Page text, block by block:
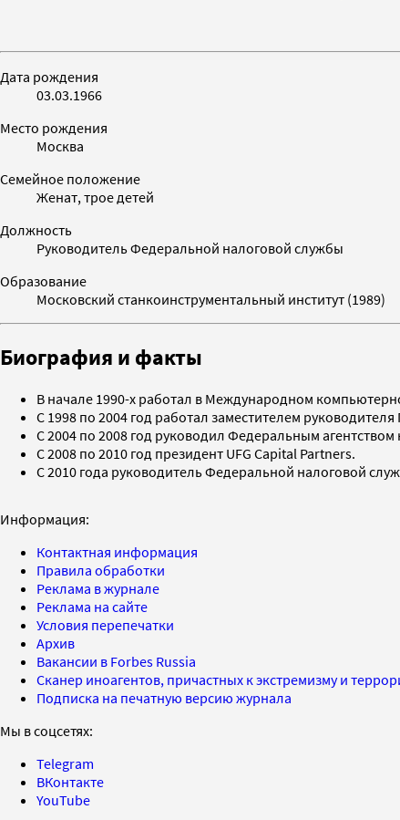
Дата рождения
03.03.1966
Место рождения
Москва
Семейное положение
Женат, трое детей
Должность
Руководитель Федеральной налоговой службы
Образование
Московский станкоинструментальный институт (1989)
Биография и факты
В начале 1990-х работал в Международном
С 1998 по 2004 год работал заместителем
С 2004 по 2008 год руководил Федеральным
С 2008 по 2010 год президент UFG Capital Partners.
С 2010 года руководитель Федеральной налоговой
Информация:
Контактная информация
Правила обработки
Реклама в журнале
Реклама на сайте
Условия перепечатки
Архив
Вакансии в Forbes Russia
Сканер иноагентов, причастных к экстремизму и
Подписка на печатную версию журнала
Мы в соцсетях:
Telegram
ВКонтакте
YouTube